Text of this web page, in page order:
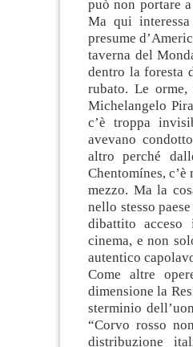
può non portare
Ma qui
presume
taverna del
dentro la foresta
rubato. Le
Michelangelo
c’è troppa
avevano
altro perché
Chentomínes,
mezzo. Ma la
nello stesso
dibattito
cinema, e non
autentico
Come altre
dimensione la
sterminio
“Corvo rosso
distribuzione